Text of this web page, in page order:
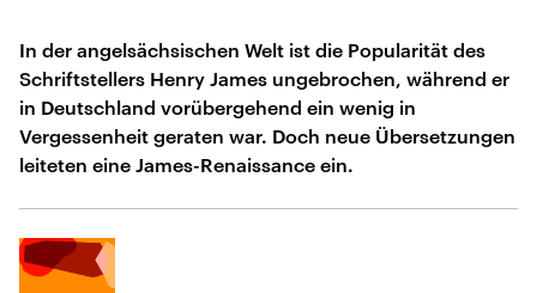
In der angelsächsischen Welt ist die Popularität des
Schriftstellers Henry James ungebrochen, während er
in Deutschland vorübergehend ein wenig in
Vergessenheit geraten war. Doch neue Übersetzungen
leiteten eine James-Renaissance ein.